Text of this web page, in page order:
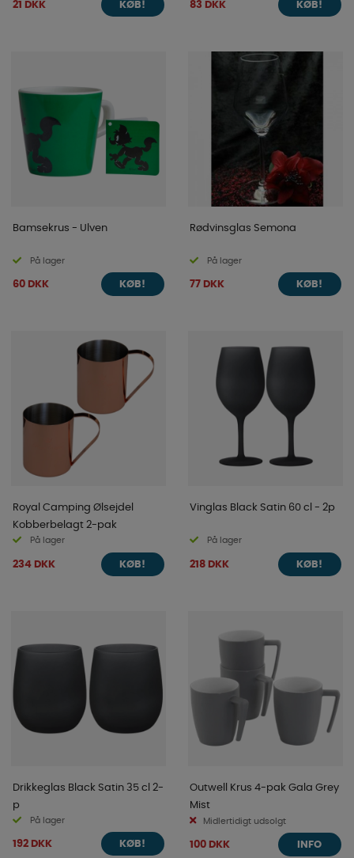
21 DKK KØB! 83 DKK KØB!
Bamsekrus - Ulven
På lager
60 DKK KØB!
Rødvinsglas Semona
På lager
77 DKK KØB!
Royal Camping Ølsejdel
Kobberbelagt 2-pak
På lager
234 DKK KØB!
Vinglas Black Satin 60 cl - 2p
På lager
218 DKK KØB!
Drikkeglas Black Satin 35 cl 2-
p
På lager
192 DKK KØB!
Outwell Krus 4-pak Gala Grey
Mist
Midlertidigt udsolgt
100 DKK INFO